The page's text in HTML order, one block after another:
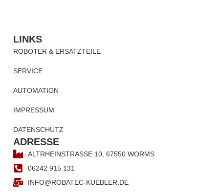
LINKS
ROBOTER & ERSATZTEILE
SERVICE
AUTOMATION
IMPRESSUM
DATENSCHUTZ
ADRESSE
ALTRHEINSTRASSE 10, 67550 WORMS
06242 915 131
INFO@ROBATEC-KUEBLER.DE